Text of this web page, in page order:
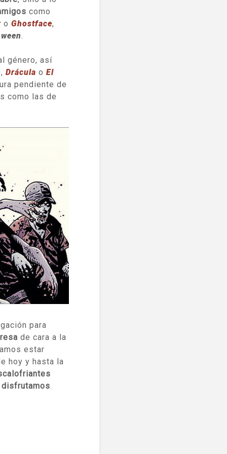
como
o Ghostface,
.
género, así
, Drácula o El
pendiente de
como las de
para
de cara a la
estar
hoy y hasta la
.